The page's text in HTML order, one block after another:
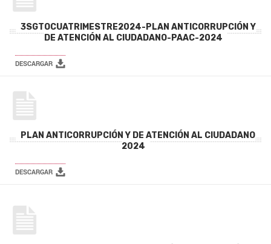
3SGTOCUATRIMESTRE2024-PLAN ANTICORRUPCIÓN Y
DE ATENCIÓN AL CIUDADANO-PAAC-2024
PLAN ANTICORRUPCIÓN Y DE ATENCIÓN AL CIUDADANO
2024